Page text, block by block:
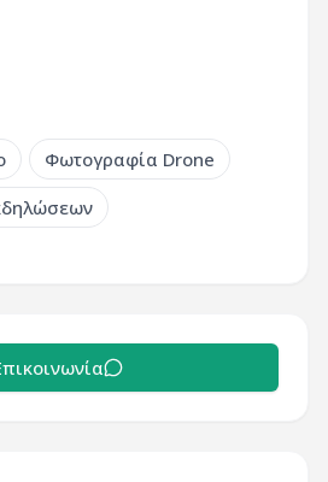
Φωτογραφία Drone